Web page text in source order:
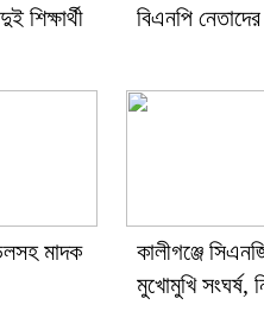
শিক্ষার্থী
বিএনপি
মাদক
কালীগঞ্জে
মুখোমুখি সংঘর্ষ,